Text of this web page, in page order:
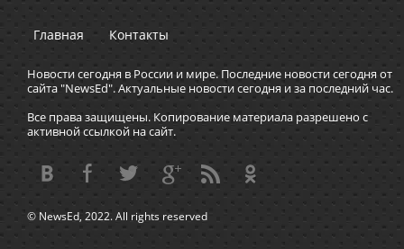
Главная Контакты
Новости сегодня в России и мире. Последние новости сегодня от
сайта "NewsEd". Актуальные новости сегодня и за последний час.
Все права защищены. Копирование материала разрешено с
активной ссылкой на сайт.
© NewsEd, 2022. All rights reserved